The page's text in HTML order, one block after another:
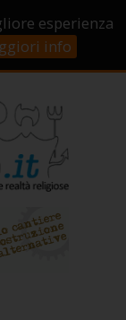
esperienza
info
Chi Siamo